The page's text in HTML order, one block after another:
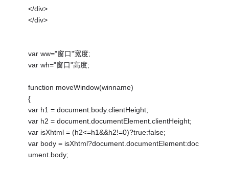
</div>
</div>
var ww="窗口"宽度;
var wh="窗口"高度;
function moveWindow(winname)
{
var h1 = document.body.clientHeight;
var h2 = document.documentElement.clientHeight;
var isXhtml = (h2<=h1&&h2!=0)?true:false;
var body = isXhtml?document.documentElement:doc
ument.body;